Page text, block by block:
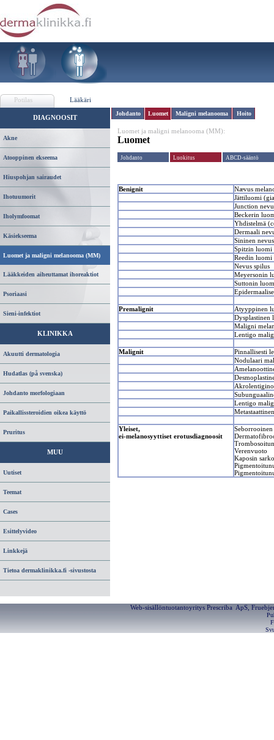
Potilas Lääkäri
DIAGNOOSIT
Akne
Atooppinen ekseema
Hiuspohjan sairaudet
Ihotuumorit
Iholymfoomat
Käsiekseema
Luomet ja maligni melanooma (MM)
Lääkkeiden aiheuttamat ihoreaktiot
Psoriaasi
Sieni-infektiot
KLINIKKA
Akuutti dermatologia
Hudatlas (på svenska)
Johdanto morfologiaan
Paikallissteroidien oikea käyttö
Pruritus
MUU
Uutiset
Teemat
Cases
Esittelyvideo
Linkkejä
Tietoa dermaklinikka.fi -sivustosta
Johdanto Luomet Maligni melanooma Hoito
Luomet ja maligni melanooma (MM):
Luomet
Johdanto Luokitus ABCD-sääntö
Benignit
Nævus
Jättiluomi
Junction
Beckerin
Yhdistelmä
Dermaali
Sininen nevus
Spitzin luomi
Reedin luomi
Nevus spilus
Meyersonin
Suttonin
Premalignit
Atyyppinen
Dysplastinen
Maligni
Lentigo
Malignit
Pinnallisesti
Nodulaari
Lentigo
Yleiset,
ei-melanosyyttiset erotusdiagnoosit
Verenvuoto
Kaposin
Web-sisällöntuotantoyritys Prescriba ApS,